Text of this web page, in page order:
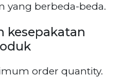
yang berbeda-beda.
kesepakatan
order quantity.